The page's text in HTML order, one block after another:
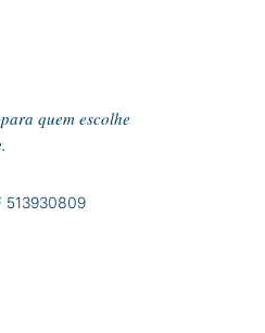
quem escolhe
513930809